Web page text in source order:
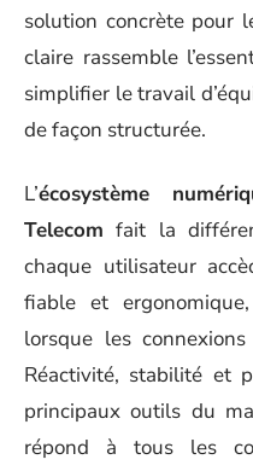
solution concrète pour
claire rassemble
simplifier le travail
de façon structurée.
L’écosystème
Telecom fait la
chaque utilisateur
fiable et
lorsque les
Réactivité, stabilité et
principaux outils du
répond à tous les